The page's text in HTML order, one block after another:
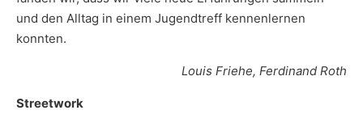
und den Alltag in einem Jugendtreff kennenlernen
konnten.
Louis Friehe, Ferdinand Roth
Streetwork